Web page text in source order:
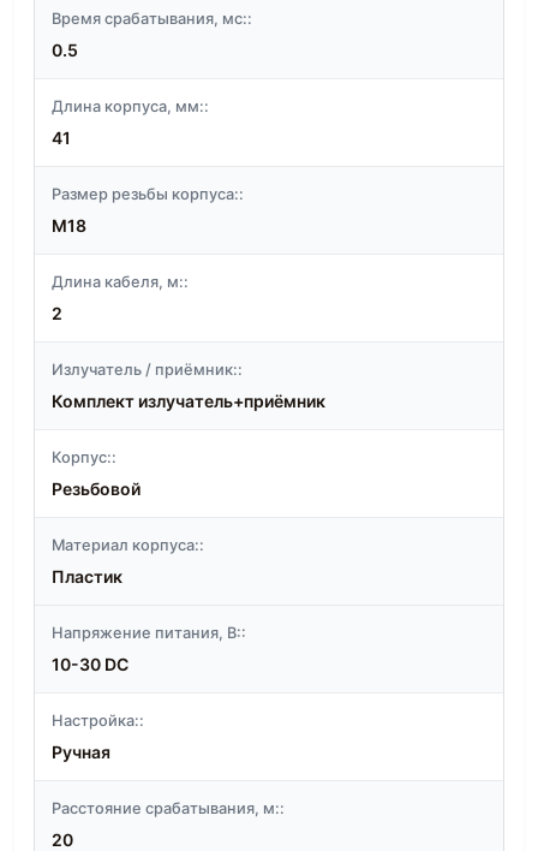
Время срабатывания, мс::
0.5
Длина корпуса, мм::
41
Размер резьбы корпуса::
M18
Длина кабеля, м::
2
Излучатель / приёмник::
Комплект излучатель+приёмник
Корпус::
Резьбовой
Материал корпуса::
Пластик
Напряжение питания, В::
10-30 DC
Настройка::
Ручная
Расстояние срабатывания, м::
20